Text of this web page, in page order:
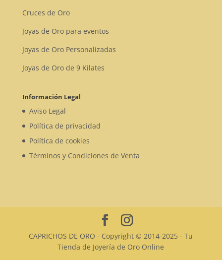
Cruces de Oro
Joyas de Oro para eventos
Joyas de Oro Personalizadas
Joyas de Oro de 9 Kilates
Información Legal
Aviso Legal
Política de privacidad
Política de cookies
Términos y Condiciones de Venta
CAPRICHOS DE ORO - Copyright © 2014-2025 - Tu
Tienda de Joyería de Oro Online